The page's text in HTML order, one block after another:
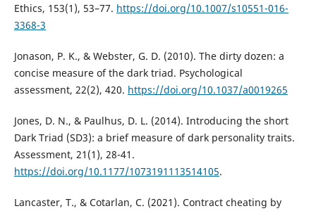
Ethics, 153(1), 53–77. https://doi.org/10.1007/s10551-016-
3368-3
Jonason, P. K., & Webster, G. D. (2010). The dirty dozen: a
concise measure of the dark triad. Psychological
assessment, 22(2), 420. https://doi.org/10.1037/a0019265
Jones, D. N., & Paulhus, D. L. (2014). Introducing the short
Dark Triad (SD3): a brief measure of dark personality traits.
Assessment, 21(1), 28-41.
https://doi.org/10.1177/1073191113514105.
Lancaster, T., & Cotarlan, C. (2021). Contract cheating by